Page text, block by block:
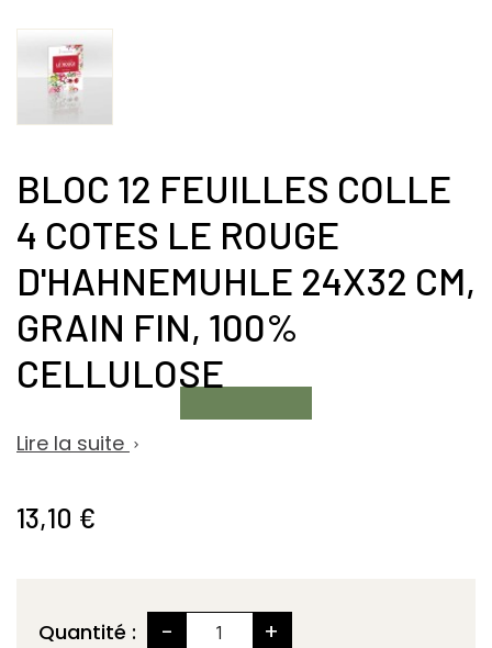
BLOC 12 FEUILLES COLLE
4 COTES LE ROUGE
D'HAHNEMUHLE 24X32 CM,
GRAIN FIN, 100%
CELLULOSE
Lire la suite 
13,10 €
Quantité : - +